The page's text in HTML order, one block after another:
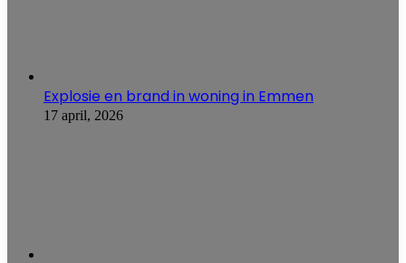
Explosie en brand in woning in Emmen
17 april, 2026